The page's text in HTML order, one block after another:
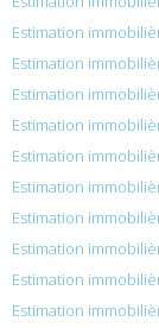
Estimation
Estimation
Estimation
Estimation
Estimation
Estimation
Estimation
Estimation
Estimation
Estimation